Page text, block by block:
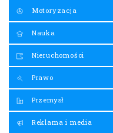
Motoryzacja
Nauka
Nieruchomości
Prawo
Przemysł
Reklama i media